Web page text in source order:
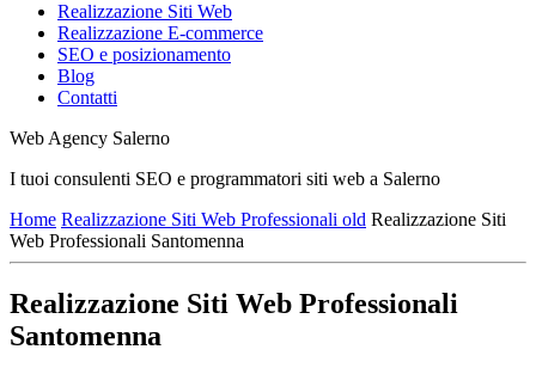
Realizzazione Siti Web
Realizzazione E-commerce
SEO e posizionamento
Blog
Contatti
Web Agency Salerno
I tuoi consulenti SEO e programmatori siti web a Salerno
Home Realizzazione Siti Web Professionali old Realizzazione Siti
Web Professionali Santomenna
Realizzazione Siti Web Professionali
Santomenna